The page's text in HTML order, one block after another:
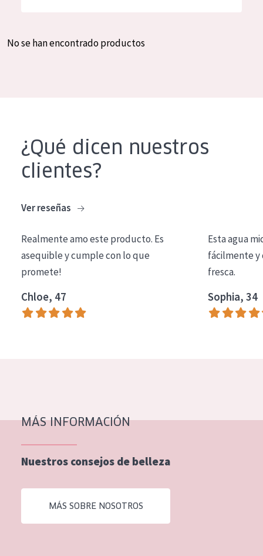
Crema de día
Crema de noche
Limpieza
COLECCIÓN
Essentials
Lift+
Piel normal y seca
Piel mixata o grasa
Piel madura
Piel expuesta al sol
Piel menopáusica
Spanish
No se han encontrado productos
¿Qué dicen nuestros
clientes?
Ver reseñas
Realmente amo este producto. Es
asequible y cumple con lo que
promete!
Chloe, 47
Esta agua
fácilmente y
fresca.
Sophia, 34
MÁS INFORMACIÓN
Nuestros consejos de belleza
MÁS SOBRE NOSOTROS